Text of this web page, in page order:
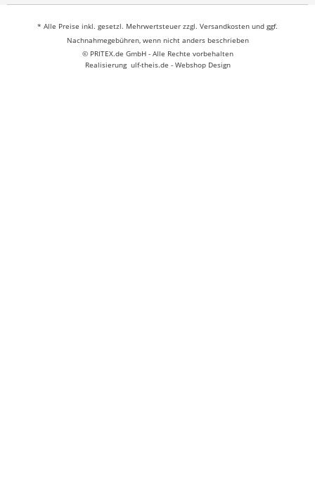
* Alle Preise inkl. gesetzl. Mehrwertsteuer zzgl. Versandkosten und ggf.
Nachnahmegebühren, wenn nicht anders beschrieben
© PRITEX.de GmbH - Alle Rechte vorbehalten
Realisierung ulf-theis.de - Webshop Design